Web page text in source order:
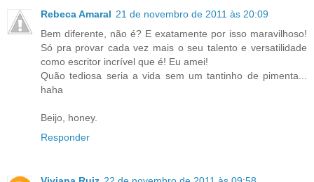
Rebeca Amaral 21 de novembro de 2011 às 20:09
Bem diferente, não é? E exatamente por isso maravilhoso!
Só pra provar cada vez mais o seu talento e versatilidade
como escritor incrível que é! Eu amei!
Quão tediosa seria a vida sem um tantinho de pimenta...
haha
Beijo, honey.
Responder